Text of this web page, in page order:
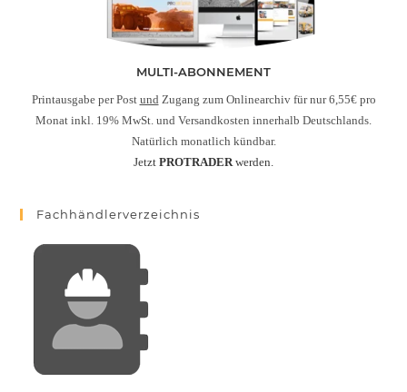
MULTI-ABONNEMENT
Printausgabe per Post und Zugang zum Onlinearchiv für nur 6,55€ pro
Monat inkl. 19% MwSt. und Versandkosten innerhalb Deutschlands.
Natürlich monatlich kündbar.
Jetzt PROTRADER werden.
Fachhändlerverzeichnis